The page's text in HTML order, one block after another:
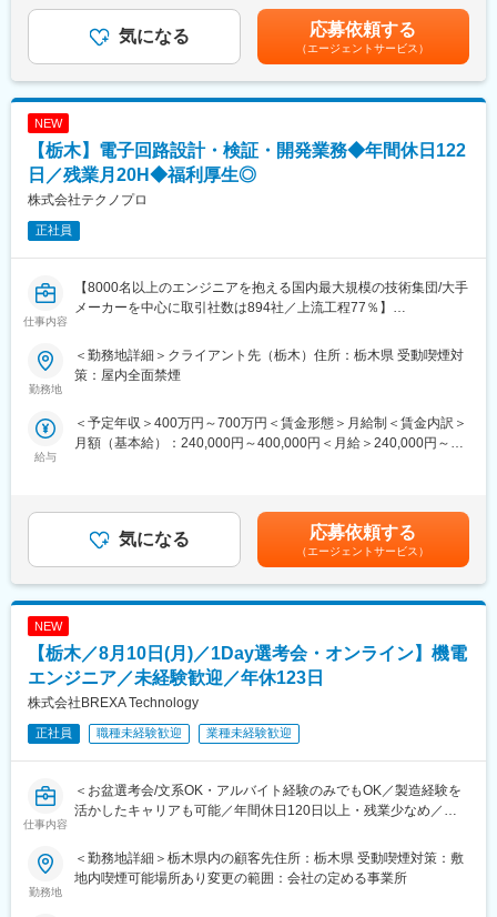
■当社の魅力：
当社は創業70年以上の歴史を持つTier1メーカーとして、完成車メ
ーカーと長年にわたり直接取引を続けています。自動車ボディの
試作・量産部品の製造を強みとしており、近年はEV市場の拡大に
ターパーツの製造も手掛けており、継続的な需要による安定した
受注を確保しています。自動車業界を中心に、二輪車・建設機
械・医療機器など幅広い分野のものづくりを支えており、将来性
と安定性を兼ね備えた環境で長く活躍いただけます。
■当日のスケジュール
・日時：2026年8月12日(水) 10:00～
（1）会社説明 40分
（2）休憩 10分
（4）適性検査 40分
※参加人数が多い場合、個別面談を少しお待ちいただく可能性がご
ざいます
■当社の特長
キャリア支援制度：専任キャリアアドバイザーが希望を後押し
キャリア大学制度：中途社員も利用可能な学びの場
評価制度刷新：スキルアップが給与に直結
■業界について
技術アウトソーシングは、メーカーや官公庁に必要な技術を提供
した正社員雇用＋専門スキル習得が可能。メーカーが製品に投資
するのに対し、当社はエンジニアの技術力向上に投資します。あ
・未経験からエンジニアへ：研修＋OJTで基礎から学べる
・製造経験を活かして設備保全へ：現場経験がそのまま強みに
・資格取得でキャリアアップ：
■働く環境
残業月20時間程度
定年65歳・定着率90％以上
長期就業を支える制度多数
変更の範囲：会社の定める業務
給：年1回（4月）賃金はあくまでも目安の金額であり、選考を通
じて上下する可能性があります。月給(月額)は固定手当を含めた表
記です。
気になる 応募依頼する
（エージェントサービス）
NEW
【栃木】電子回路設計・検証・開発業務◆年間休日122
日／残業月20H◆福利厚生◎
株式会社テクノプロ
正社員
仕事内容
【8000名以上のエンジニアを抱える国内最大規模の技術集団/大手
メーカーを中心に取引社数は894社／上流工程77％】
■業務内容：
テクノプロ・デザイン社は、自動車・航空機・ロボットといった
設計・開発・解析などの上流工程に携わるチャンスが豊富にあ
り、市場価値の高いエンジニアとして成長・活躍できる環境が整
る仕事”に取り組める環境です。
本求人では当社のお客さま（自動車部品メーカー）の開発現場
で、電子エンジニアとして、回路設計、検証評価業務に従事して
いただきます。
・年間10億円の教育研修費用を投下しています。
・自社研修以外にもUdemyやAidemyなどの外部e-Learningのコン
テンツも会社負担で利用可能
・技術研修事業を手がけるグループ会社が運営する、全国53校の
外部スクールも活用OK
・技術研修数：1,092研修
・昨年度、研修を受講したエンジニアは延べ140,000名！
ております。
・本ポジションは上流工程比率77%の「テクノプロ・デザイン
勤務地
＜勤務地詳細＞クライアント先（栃木）住所：栃木県 受動喫煙対
策：屋内全面禁煙
給与
＜予定年収＞400万円～700万円＜賃金形態＞月給制＜賃金内訳＞
月額（基本給）：240,000円～400,000円＜月給＞240,000円～
賃金はあくまでも目安の金額であり、選考を通じて上下する可能
性があります。月給(月額)は固定手当を含めた表記です。
気になる 応募依頼する
（エージェントサービス）
NEW
【栃木／8月10日(月)／1Day選考会・オンライン】機電
エンジニア／未経験歓迎／年休123日
株式会社BREXA Technology
正社員 職種未経験歓迎 業種未経験歓迎
仕事内容
＜お盆選考会/文系OK・アルバイト経験のみでもOK／製造経験を
活かしたキャリアも可能／年間休日120日以上・残業少なめ／資
■こんな方におすすめ
勤務地
＜勤務地詳細＞栃木県内の顧客先住所：栃木県 受動喫煙対策：敷
地内喫煙可能場所あり変更の範囲：会社の定める事業所